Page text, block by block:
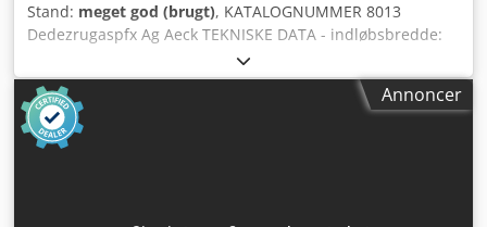
Stand: meget god (brugt), KATALOGNUMMER 8013
Dedezrugaspfx Ag Aeck TEKNISKE DATA - indløbsbredde:
450 mm - indløbshøjde: 210 mm - akselbredde: 450 mm -
akseldiameter: 550 mm - antal knive: 2 stk. - trækkende
aksel, tandet oppe og nede: 2×2,2 kW - ekstra tandet
trækrulle nedenfor foran den trækkende aksel - elektrisk
autorevers (med justeringsmulighed) - bakgear -
Annoncer